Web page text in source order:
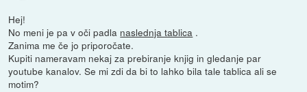
Hej!
No meni je pa v oči padla naslednja tablica .
Zanima me če jo priporočate.
Kupiti nameravam nekaj za prebiranje knjig in gledanje par
youtube kanalov. Se mi zdi da bi to lahko bila tale tablica ali se
motim?